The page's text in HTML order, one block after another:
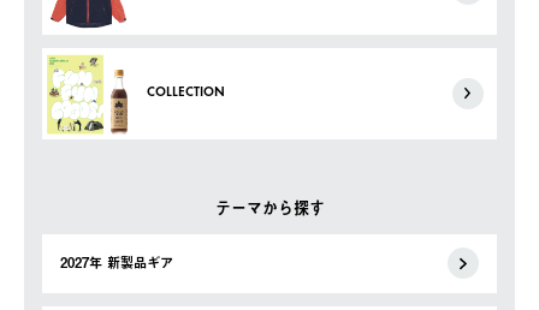
COLLECTION
テーマから探す
2027年 新製品ギア